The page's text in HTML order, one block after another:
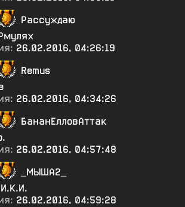
Рассуждаю
26.02.2016, 04:26:19
Remus
26.02.2016, 04:34:26
БананЕлловАттак
26.02.2016, 04:57:48
_МЫША2_
26.02.2016, 04:59:28